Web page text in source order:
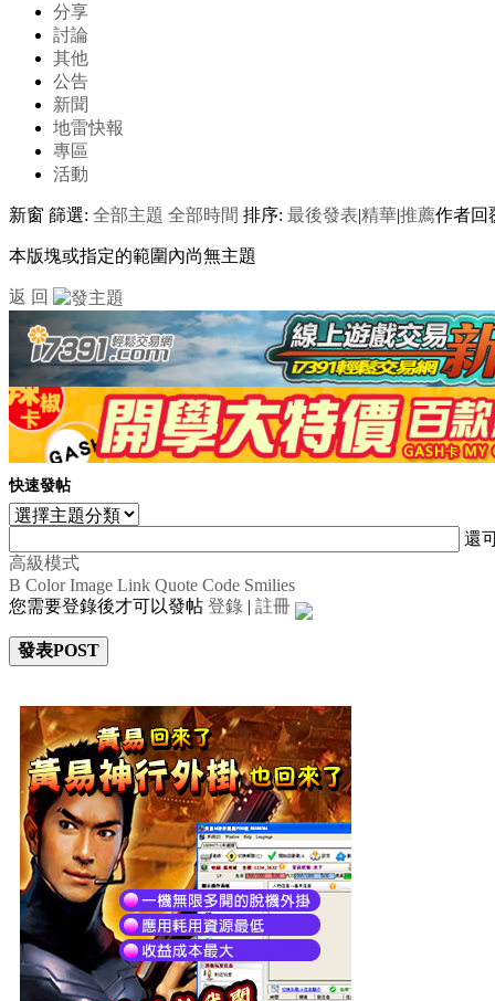
分享
討論
其他
公告
新聞
地雷快報
專區
活動
新窗 篩選: 全部主題 全部時間 排序: 最後發表|精華|推薦作者回
本版塊或指定的範圍內尚無主題
返 回
快速發帖
還
高級模式
B Color Image Link Quote Code Smilies
您需要登錄後才可以發帖 登錄 | 註冊
發表POST